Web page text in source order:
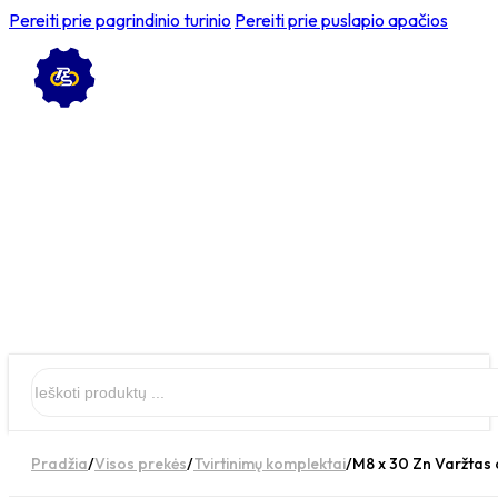
Pereiti prie pagrindinio turinio Pereiti prie puslapio apačios
Pradžia/Visos prekės/Tvirtinimų komplektai/M8 x 30 Zn Varžtas